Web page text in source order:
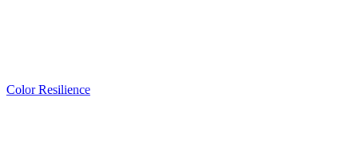
Color Resilience